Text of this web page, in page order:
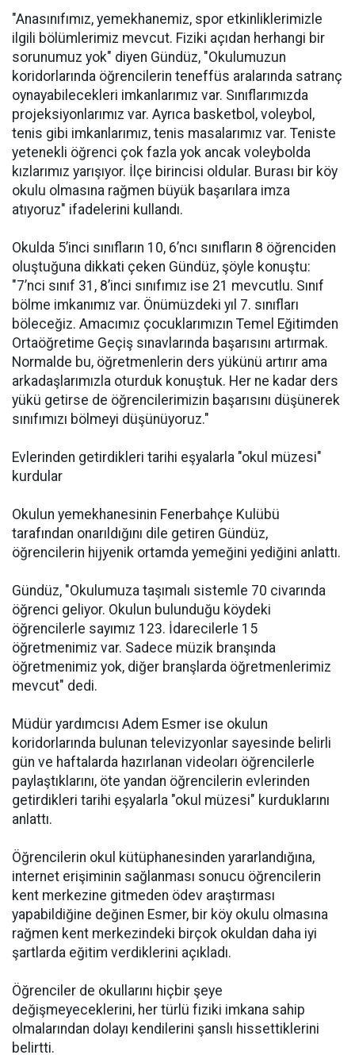
"Anasınıfımız, yemekhanemiz, spor etkinliklerimizle
ilgili bölümlerimiz mevcut. Fiziki açıdan herhangi bir
sorunumuz yok" diyen Gündüz, "Okulumuzun
koridorlarında öğrencilerin teneffüs aralarında satranç
oynayabilecekleri imkanlarımız var. Sınıflarımızda
projeksiyonlarımız var. Ayrıca basketbol, voleybol,
tenis gibi imkanlarımız, tenis masalarımız var. Teniste
yetenekli öğrenci çok fazla yok ancak voleybolda
kızlarımız yarışıyor. İlçe birincisi oldular. Burası bir köy
okulu olmasına rağmen büyük başarılara imza
atıyoruz" ifadelerini kullandı.
Okulda 5’inci sınıfların 10, 6’ncı sınıfların 8 öğrenciden
oluştuğuna dikkati çeken Gündüz, şöyle konuştu:
"7’nci sınıf 31, 8’inci sınıfımız ise 21 mevcutlu. Sınıf
bölme imkanımız var. Önümüzdeki yıl 7. sınıfları
böleceğiz. Amacımız çocuklarımızın Temel Eğitimden
Ortaöğretime Geçiş sınavlarında başarısını artırmak.
Normalde bu, öğretmenlerin ders yükünü artırır ama
arkadaşlarımızla oturduk konuştuk. Her ne kadar ders
yükü getirse de öğrencilerimizin başarısını düşünerek
sınıfımızı bölmeyi düşünüyoruz."
Evlerinden getirdikleri tarihi eşyalarla "okul müzesi"
kurdular
Okulun yemekhanesinin Fenerbahçe Kulübü
tarafından onarıldığını dile getiren Gündüz,
öğrencilerin hijyenik ortamda yemeğini yediğini anlattı.
Gündüz, "Okulumuza taşımalı sistemle 70 civarında
öğrenci geliyor. Okulun bulunduğu köydeki
öğrencilerle sayımız 123. İdarecilerle 15
öğretmenimiz var. Sadece müzik branşında
öğretmenimiz yok, diğer branşlarda öğretmenlerimiz
mevcut" dedi.
Müdür yardımcısı Adem Esmer ise okulun
koridorlarında bulunan televizyonlar sayesinde belirli
gün ve haftalarda hazırlanan videoları öğrencilerle
paylaştıklarını, öte yandan öğrencilerin evlerinden
getirdikleri tarihi eşyalarla "okul müzesi" kurduklarını
anlattı.
Öğrencilerin okul kütüphanesinden yararlandığına,
internet erişiminin sağlanması sonucu öğrencilerin
kent merkezine gitmeden ödev araştırması
yapabildiğine değinen Esmer, bir köy okulu olmasına
rağmen kent merkezindeki birçok okuldan daha iyi
şartlarda eğitim verdiklerini açıkladı.
Öğrenciler de okullarını hiçbir şeye
değişmeyeceklerini, her türlü fiziki imkana sahip
olmalarından dolayı kendilerini şanslı hissettiklerini
belirtti.